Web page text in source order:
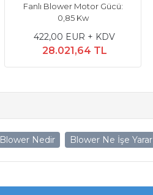
Fanlı Blower Motor Gücü:
0,85 Kw
422,00 EUR + KDV
28.021,64 TL
Blower Nedir Blower Ne İşe Yarar